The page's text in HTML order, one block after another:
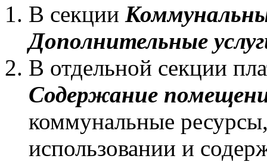
В секции
Дополнительные
В отдельной секции
Содержание
коммунальные
использовании и